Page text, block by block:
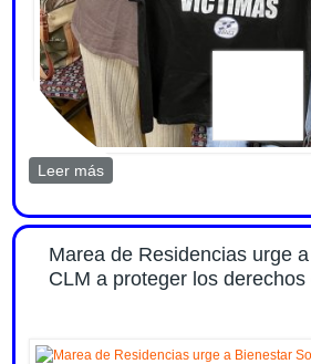
Leer mássobre En Ágora Sol Radio
Marea de Residencias urge
CLM a proteger los